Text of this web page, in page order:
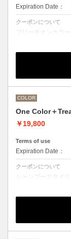
Expiration Date：
クーポンについて
ブリーチオンカラ
現できない場合が
M ¥＋550 L¥＋
COLOR
One Color＋
￥19,800
Terms of use
Expiration Date：
クーポンについて
シャンプースタイ
イクロバブルシャ
の方は別のメニュ
●髪の長さにより別